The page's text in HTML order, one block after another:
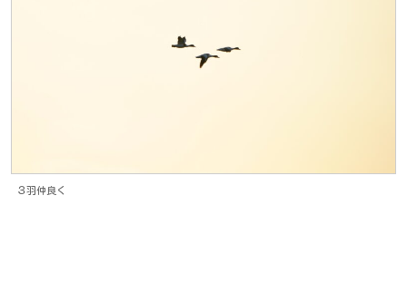
３羽仲良く